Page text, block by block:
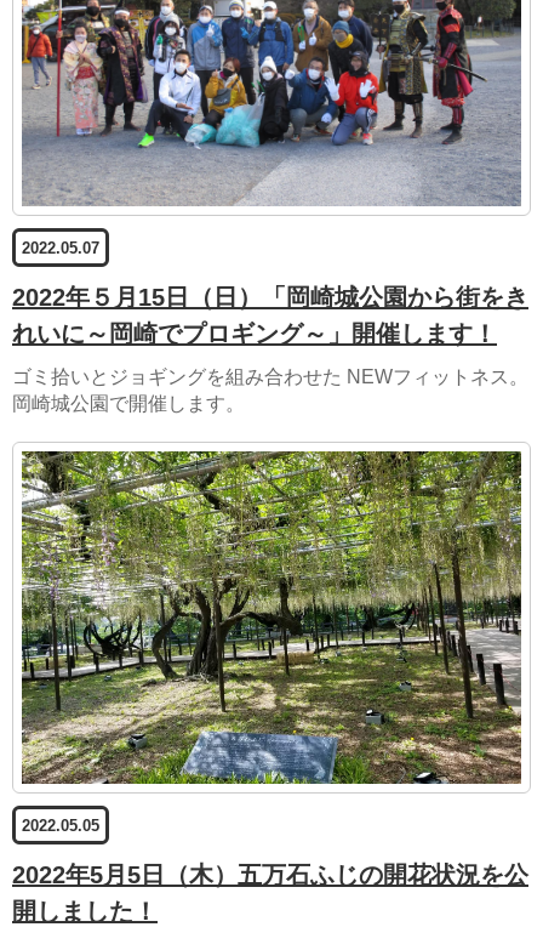
2022.05.07
2022年５月15日（日）「岡崎城公園から街をき
れいに～岡崎でプロギング～」開催します！
ゴミ拾いとジョギングを組み合わせた NEWフィットネス。
岡崎城公園で開催します。
2022.05.05
2022年5月5日（木）五万石ふじの開花状況を公
開しました！